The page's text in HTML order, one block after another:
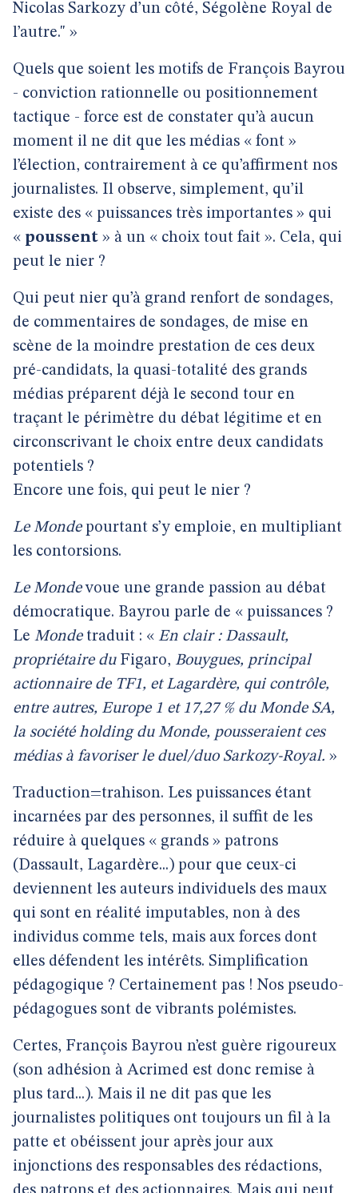
Nicolas Sarkozy d’un côté, Ségolène Royal de
l’autre." »
Quels que soient les motifs de François Bayrou
- conviction rationnelle ou positionnement
tactique - force est de constater qu’à aucun
moment il ne dit que les médias « font »
l’élection, contrairement à ce qu’affirment nos
journalistes. Il observe, simplement, qu’il
existe des « puissances très importantes » qui
« poussent » à un « choix tout fait ». Cela, qui
peut le nier ?
Qui peut nier qu’à grand renfort de sondages,
de commentaires de sondages, de mise en
scène de la moindre prestation de ces deux
pré-candidats, la quasi-totalité des grands
médias préparent déjà le second tour en
traçant le périmètre du débat légitime et en
circonscrivant le choix entre deux candidats
potentiels ?
Encore une fois, qui peut le nier ?
Le Mondepourtant s’y emploie, en multipliant
les contorsions.
Le Mondevoue une grande passion au débat
démocratique. Bayrou parle de « puissances ?
Le Mondetraduit : « En clair : Dassault,
propriétaire duFigaro, Bouygues, principal
actionnaire de TF1, et Lagardère, qui contrôle,
entre autres, Europe 1 et 17,27 % du Monde SA,
la société holding du Monde, pousseraient ces
médias à favoriser le duel/duo Sarkozy-Royal. »
Traduction=trahison. Les puissances étant
incarnées par des personnes, il suffit de les
réduire à quelques « grands » patrons
(Dassault, Lagardère...) pour que ceux-ci
deviennent les auteurs individuels des maux
qui sont en réalité imputables, non à des
individus comme tels, mais aux forces dont
elles défendent les intérêts. Simplification
pédagogique ? Certainement pas ! Nos pseudo-
pédagogues sont de vibrants polémistes.
Certes, François Bayrou n’est guère rigoureux
(son adhésion à Acrimed est donc remise à
plus tard...). Mais il ne dit pas que les
journalistes politiques ont toujours un fil à la
patte et obéissent jour après jour aux
injonctions des responsables des rédactions,